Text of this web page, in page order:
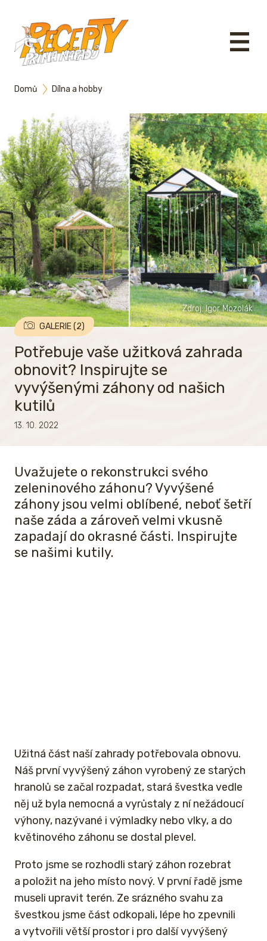
Domů Dílna a hobby
GALERIE (2)
Zdroj: Igor Mozolák
Potřebuje vaše užitková zahrada
obnovit? Inspirujte se
vyvýšenými záhony od našich
kutilů
13. 10. 2022
Uvažujete o rekonstrukci svého
zeleninového záhonu? Vyvýšené
záhony jsou velmi oblíbené, neboť šetří
naše záda a zároveň velmi vkusně
zapadají do okrasné části. Inspirujte
se našimi kutily.
Užitná část naší zahrady potřebovala obnovu.
Náš první vyvýšený záhon vyrobený ze starých
hranolů se začal rozpadat, stará švestka vedle
něj už byla nemocná a vyrůstaly z ní nežádoucí
výhony, nazývané i výmladky nebo vlky, a do
květinového záhonu se dostal plevel.
Proto jsme se rozhodli starý záhon rozebrat
a položit na jeho místo nový. V první řadě jsme
museli upravit terén. Ze srázného svahu za
švestkou jsme část odkopali, lépe ho zpevnili
a vytvořili větší prostor i pro další vyvýšený